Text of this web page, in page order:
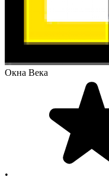
Окна Века
•